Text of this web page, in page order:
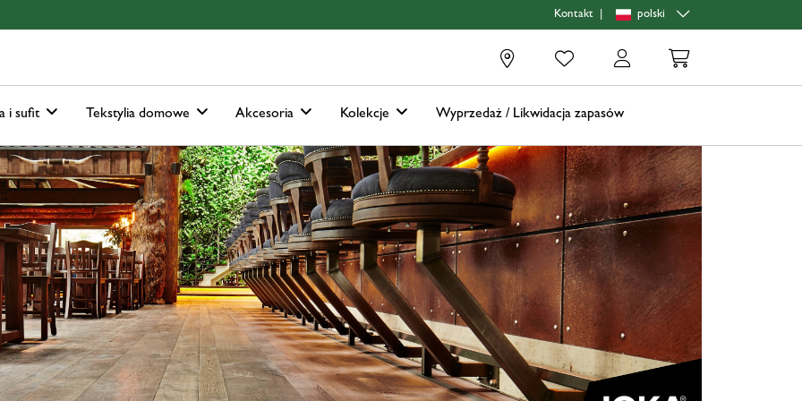
Kontakt polski
i sufit Tekstylia domowe Akcesoria Kolekcje Wyprzedaż / Likwidacja zapasów